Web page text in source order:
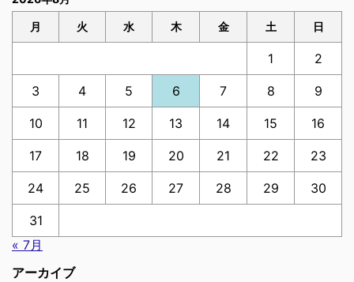
月 火 水 木 金 土 日
1 2
3 4 5 6 7 8 9
10 11 12 13 14 15 16
17 18 19 20 21 22 23
24 25 26 27 28 29 30
31
« 7月
アーカイブ